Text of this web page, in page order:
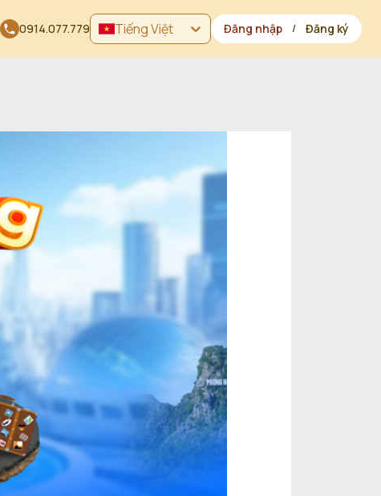
0914.077.779 Tiếng Việt Đăng nhập / Đăng ký